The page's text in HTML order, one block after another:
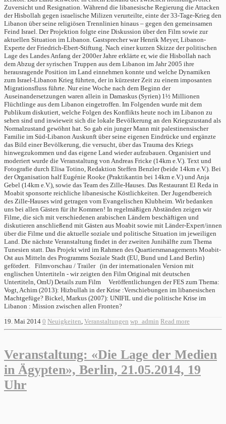
Zuversicht und Resignation. Während die libanesische Regierung die Attacken
der Hisbollah gegen israelische Milizen verurteilte, einte der 33-Tage-Krieg den
Libanon über seine religiösen Trennlinien hinaus – gegen den gemeinsamen
Feind Israel. Der Projektion folgte eine Diskussion über den Film sowie zur
aktuellen Situation im Libanon. Gastsprecher war Henrik Meyer, Libanon-
Experte der Friedrich-Ebert-Stiftung. Nach einer kurzen Skizze der politischen
Lage des Landes Anfang der 2000er Jahre erklärte er, wie die Hisbollah nach
dem Abzug der syrischen Truppen aus dem Libanon im Jahr 2005 ihre
herausragende Position im Land einnehmen konnte und welche Dynamiken
zum Israel-Libanon Krieg führten, der in kürzester Zeit zu einem imposanten
Migrationsfluss führte. Nur eine Woche nach dem Beginn der
Auseinandersetzungen waren allein in Damaskus (Syrien) 1½ Millionen
Flüchtlinge aus dem Libanon eingetroffen. Im Folgenden wurde mit dem
Publikum diskutiert, welche Folgen des Konflikts heute noch im Libanon zu
sehen sind und inwieweit sich die lokale Bevölkerung an den Kriegszustand als
Normalzustand gewöhnt hat. So gab ein junger Mann mit palestinensischer
Familie im Süd-Libanon Auskunft über seine eigenen Eindrücke und ergänzte
das Bild einer Bevölkerung, die versucht, über das Trauma des Kriegs
hinwegzukommen und das eigene Land wieder aufzubauen. Organisiert und
moderiert wurde die Veranstaltung von Andreas Fricke (14km e.V.). Text und
Fotografie durch Elisa Totino, Redaktion Steffen Benzler (beide 14km e.V.). Bei
der Organisation half Eugénie Rooke (Praktikantin bei 14km e.V.) und Anja
Gebel (14km e.V.), sowie das Team des Zille-Hauses. Das Restaurant El Reda in
Moabit sponsorte reichliche libanesische Köstlichkeiten. Der Jugendbereich
des Zille-Hauses wird getragen vom Evangelischen Klubheim. Wir bedanken
uns bei allen Gästen für ihr Kommen! In regelmäßigen Abständen zeigen wir
Filme, die sich mit verschiedenen arabischen Ländern beschäftigen und
diskutieren anschließend mit Gästen aus Moabit sowie mit Länder-Expert/innen
über die Filme und die aktuelle soziale und politische Situation im jeweiligen
Land. Die nächste Veranstaltung findet in der zweiten Junihälfte zum Thema
Tunesien statt. Das Projekt wird im Rahmen des Quartiersmanagements Moabit-
Ost aus Mitteln des Programms Soziale Stadt (EU, Bund und Land Berlin)
gefördert. Filmvorschau / Trailer (in der internationalen Version mit
englischen Untertiteln - wir zeigten den Film Original mit deutschen
Untertiteln, OmU) Details zum Film Veröffentlichungen der FES zum Thema:
Vogt, Achim (2013): Hizbullah in der Krise :Verschiebungen im libanesischen
Machtgefüge? Bickel, Markus (2007): UNIFIL und die politische Krise im
Libanon : Mission zwischen allen Fronten?
19. Mai 2014 0 Neuigkeiten, Veranstaltungen wp_admin Read more
Veranstaltung: «Die Lage der Medien
in Ägypten», Berlin, 21.05.2014, 19
Uhr